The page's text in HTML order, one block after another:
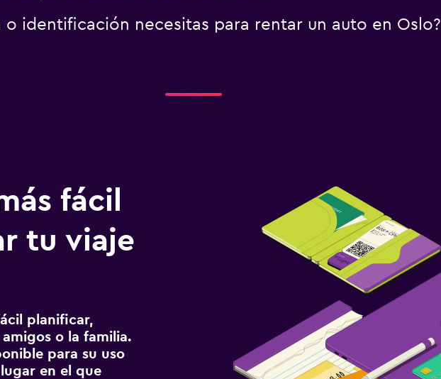
o identificación necesitas para rentar un auto en Oslo?
fácil
tu viaje
planificar,
o la familia.
para su uso
en el que